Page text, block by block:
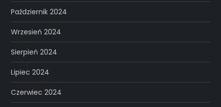
Październik 2024
Wrzesień 2024
Sierpień 2024
Lipiec 2024
Czerwiec 2024